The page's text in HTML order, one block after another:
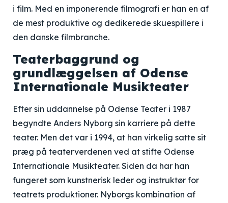
i film. Med en imponerende filmografi er han en af
de mest produktive og dedikerede skuespillere i
den danske filmbranche.
Teaterbaggrund og
grundlæggelsen af Odense
Internationale Musikteater
Efter sin uddannelse på Odense Teater i 1987
begyndte Anders Nyborg sin karriere på dette
teater. Men det var i 1994, at han virkelig satte sit
præg på teaterverdenen ved at stifte Odense
Internationale Musikteater. Siden da har han
fungeret som kunstnerisk leder og instruktør for
teatrets produktioner. Nyborgs kombination af